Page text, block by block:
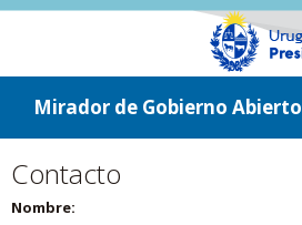
ir a contenido
ir al menú
Mirador de Gobierno Abierto
Contacto
Nombre: